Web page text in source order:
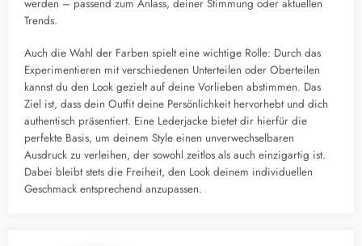
werden – passend zum Anlass, deiner Stimmung oder aktuellen
Trends.
Auch die Wahl der Farben spielt eine wichtige Rolle: Durch das
Experimentieren mit verschiedenen Unterteilen oder Oberteilen
kannst du den Look gezielt auf deine Vorlieben abstimmen. Das
Ziel ist, dass dein Outfit deine Persönlichkeit hervorhebt und dich
authentisch präsentiert. Eine Lederjacke bietet dir hierfür die
perfekte Basis, um deinem Style einen unverwechselbaren
Ausdruck zu verleihen, der sowohl zeitlos als auch einzigartig ist.
Dabei bleibt stets die Freiheit, den Look deinem individuellen
Geschmack entsprechend anzupassen.